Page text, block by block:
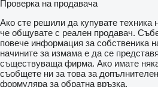
Проверка на продавача
Ако сте решили да купувате техника
че общувате с реален продавач.
повече информация за собственика
начините за измама е да се
съществуваща фирма. Ако имате
съобщете ни за това за
формуляра за обратна връзка.